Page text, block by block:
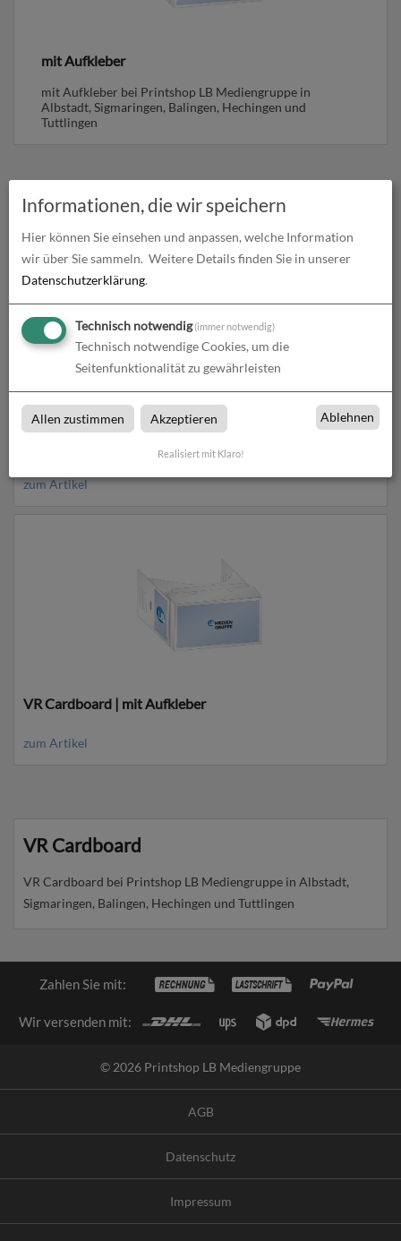
mit Aufkleber
mit Aufkleber bei Printshop LB Mediengruppe in
Albstadt, Sigmaringen, Balingen, Hechingen und
Tuttlingen
Produkte inVR Cardboard
zum Artikel
VR Cardboard | mit Aufkleber
zum Artikel
VR Cardboard
VR Cardboard bei Printshop LB Mediengruppe in Albstadt,
Sigmaringen, Balingen, Hechingen und Tuttlingen
Zahlen Sie mit:
Wir versenden mit:
© 2026 Printshop LB Mediengruppe
AGB
Datenschutz
Impressum
Informationen, die wir speichern
Hier können Sie einsehen und anpassen, welche Information
wir über Sie sammeln. Weitere Details finden Sie in unserer
Datenschutzerklärung.
Technisch notwendig(immer notwendig)
Technisch notwendige Cookies, um die
Seitenfunktionalität zu gewährleisten
Allen zustimmen Akzeptieren Ablehnen
Realisiert mit Klaro!